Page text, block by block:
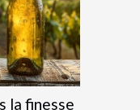
la finesse